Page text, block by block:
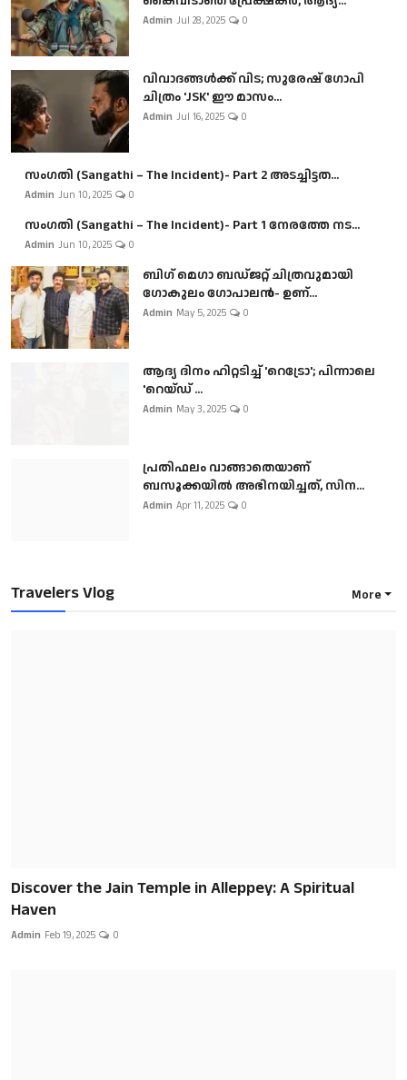
Admin Jul 28, 2025 0
വിവാദങ്ങൾക്ക് വിട; സുരേഷ് ഗോപി
ചിത്രം 'JSK' ഈ മാസം...
Admin Jul 16, 2025 0
സംഗതി (Sangathi – The Incident)- Part 2 അടച്ചിട്ടത...
Admin Jun 10, 2025 0
സംഗതി (Sangathi – The Incident)- Part 1 നേരത്തേ നട...
Admin Jun 10, 2025 0
ബി​ഗ് മെഗാ ബഡ്ജറ്റ് ചിത്രവുമായി
ഗോകുലം ഗോപാലൻ- ഉണ്...
Admin May 5, 2025 0
ആദ്യ ദിനം ഹിറ്റടിച്ച് 'റെട്രോ'; പിന്നാലെ
'റെയ്ഡ് ...
Admin May 3, 2025 0
പ്രതിഫലം വാങ്ങാതെയാണ്
ബസൂക്കയില്‍ അഭിനയിച്ചത്, സിന...
Admin Apr 11, 2025 0
Travelers Vlog More
Discover the Jain Temple in Alleppey: A Spiritual
Haven
Admin Feb 19, 2025 0